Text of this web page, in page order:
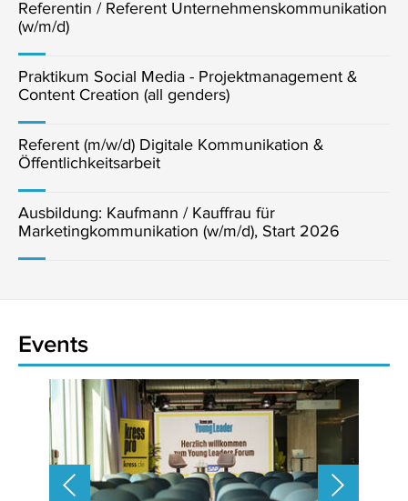
Referentin / Referent Unternehmenskommunikation
(w/m/d)
Praktikum Social Media - Projektmanagement &
Content Creation (all genders)
Referent (m/w/d) Digitale Kommunikation &
Öffentlichkeitsarbeit
Ausbildung: Kaufmann / Kauffrau für
Marketingkommunikation (w/m/d), Start 2026
Events